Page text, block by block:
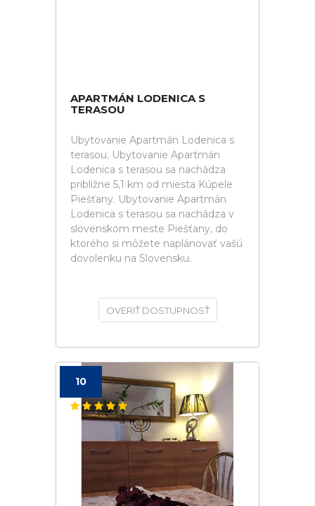
APARTMÁN LODENICA S
TERASOU
Ubytovanie Apartmán Lodenica s
terasou. Ubytovanie Apartmán
Lodenica s terasou sa nachádza
približne 5,1 km od miesta Kúpele
Piešťany. Ubytovanie Apartmán
Lodenica s terasou sa nachádza v
slovenskom meste Piešťany, do
ktorého si môžete naplánovať vašú
dovolenku na Slovensku.
OVERIŤ DOSTUPNOSŤ
10